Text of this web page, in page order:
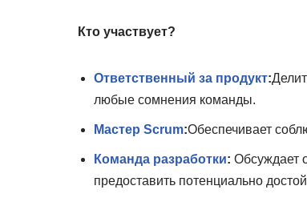
Кто участвует?
Ответственный за продукт:
любые сомнения команды.
Мастер Scrum:Обеспечивает
Команда разработки: Обсуждает
предоставить потенциально